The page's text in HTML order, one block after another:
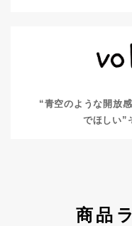
“青空のような開放
でほしい”
商品